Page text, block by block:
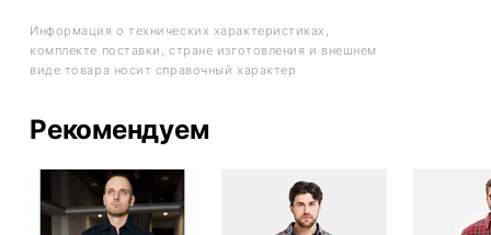
Информация о технических характеристиках,
комплекте поставки, стране изготовления и внешнем
виде товара носит справочный характер
Рекомендуем